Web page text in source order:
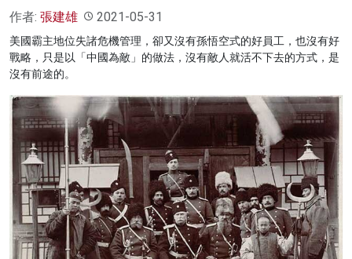
作者: 張建雄 2021-05-31
美國霸主地位失諸危機管理，卻又沒有孫悟空式的好員工，也沒有好
戰略，只是以「中國為敵」的做法，沒有敵人就活不下去的方式，是
沒有前途的。